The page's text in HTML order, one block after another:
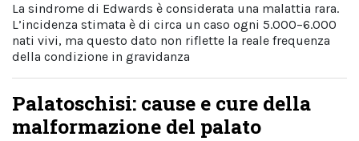
La sindrome di Edwards è considerata una malattia rara.
L’incidenza stimata è di circa un caso ogni 5.000–6.000
nati vivi, ma questo dato non riflette la reale frequenza
della condizione in gravidanza
Palatoschisi: cause e cure della
malformazione del palato